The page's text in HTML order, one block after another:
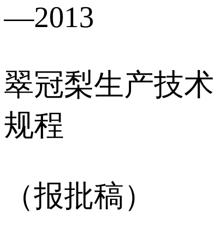
—2013
翠冠梨生产技术
规程
（报批稿）